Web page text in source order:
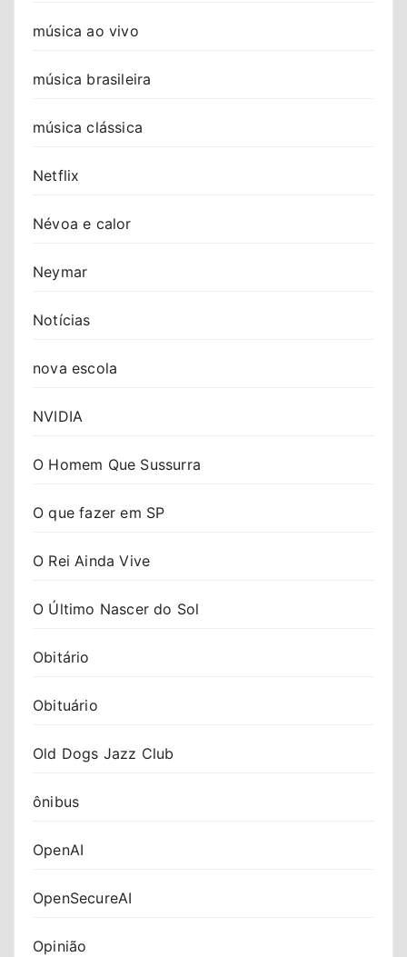
música ao vivo
música brasileira
música clássica
Netflix
Névoa e calor
Neymar
Notícias
nova escola
NVIDIA
O Homem Que Sussurra
O que fazer em SP
O Rei Ainda Vive
O Último Nascer do Sol
Obitário
Obituário
Old Dogs Jazz Club
ônibus
OpenAI
OpenSecureAI
Opinião